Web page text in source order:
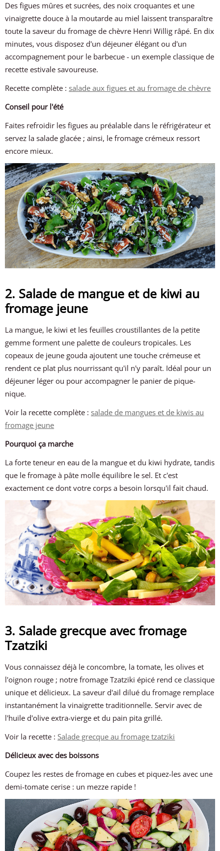
Des figues mûres et sucrées, des noix croquantes et une
vinaigrette douce à la moutarde au miel laissent transparaître
toute la saveur du fromage de chèvre Henri Willig râpé. En dix
minutes, vous disposez d'un déjeuner élégant ou d'un
accompagnement pour le barbecue - un exemple classique de
recette estivale savoureuse.
Recette complète : salade aux figues et au fromage de chèvre
Conseil pour l'été
Faites refroidir les figues au préalable dans le réfrigérateur et
servez la salade glacée ; ainsi, le fromage crémeux ressort
encore mieux.
2. Salade de mangue et de kiwi au
fromage jeune
La mangue, le kiwi et les feuilles croustillantes de la petite
gemme forment une palette de couleurs tropicales. Les
copeaux de jeune gouda ajoutent une touche crémeuse et
rendent ce plat plus nourrissant qu'il n'y paraît. Idéal pour un
déjeuner léger ou pour accompagner le panier de pique-
nique.
Voir la recette complète : salade de mangues et de kiwis au
fromage jeune
Pourquoi ça marche
La forte teneur en eau de la mangue et du kiwi hydrate, tandis
que le fromage à pâte molle équilibre le sel. Et c'est
exactement ce dont votre corps a besoin lorsqu'il fait chaud.
3. Salade grecque avec fromage
Tzatziki
Vous connaissez déjà le concombre, la tomate, les olives et
l'oignon rouge ; notre fromage Tzatziki épicé rend ce classique
unique et délicieux. La saveur d'ail dilué du fromage remplace
instantanément la vinaigrette traditionnelle. Servir avec de
l'huile d'olive extra-vierge et du pain pita grillé.
Voir la recette :Salade grecque au fromage tzatziki
Délicieux avec des boissons
Coupez les restes de fromage en cubes et piquez-les avec une
demi-tomate cerise : un mezze rapide !